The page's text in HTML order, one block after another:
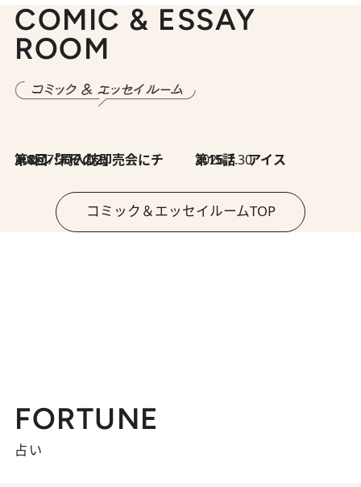
COMIC & ESSAY
ROOM
2026.7.30
第8回「同人誌即売会にチャレンジ その2」 2026.7.30
第15話 アイス
コミック＆エッセイルームTOP
FORTUNE
占い